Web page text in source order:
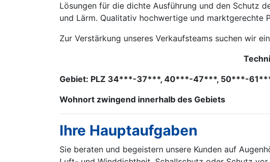
Lösungen für die dichte Ausführung und den Schutz
und Lärm. Qualitativ hochwertige und marktgerechte
Zur Verstärkung unseres Verkaufsteams suchen wir
Gebiet: PLZ 34***-37***, 40***-47***, 50***-
Wohnort zwingend innerhalb des Gebiets
Ihre Hauptaufgaben
Sie beraten und begeistern unsere Kunden auf